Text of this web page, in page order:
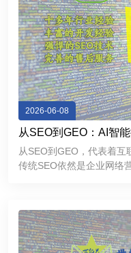
2026-06-08
从SEO到GEO：AI智
从SEO到GEO，代表着互
传统SEO依然是企业网络